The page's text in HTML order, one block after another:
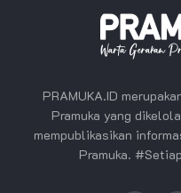
PRAMUKA.ID
Pramuka yang
mempublikasikan
Pramuka.